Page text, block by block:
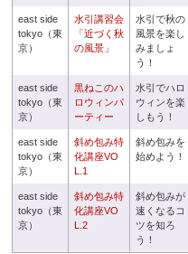
east side
tokyo（東
京）
水引講習会
「近づく秋
の風景」
水引で秋の
風景を楽し
みましょ
う！
east side
tokyo（東
京）
黒ねこのハ
ロウィンパ
ーティー
水引でハロ
ウィンを楽
しもう！
east side
tokyo（東
京）
斜め包み特
化講座VO
L.1
斜め包みを
始めよう！
east side
tokyo（東
京）
斜め包み特
化講座VO
L.2
斜め包みが
速くなるコ
ツを知ろ
う！